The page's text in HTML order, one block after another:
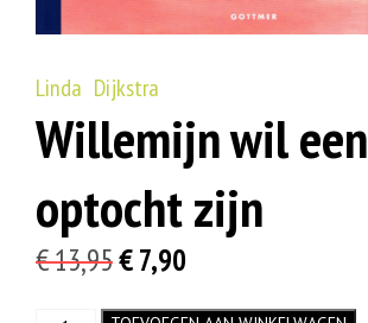
Linda Dijkstra
Willemijn wil een
optocht zijn
€13,95Oorspronkelijke
€7,90